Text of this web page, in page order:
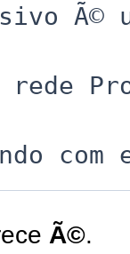
Ã©
rede
Ã©.